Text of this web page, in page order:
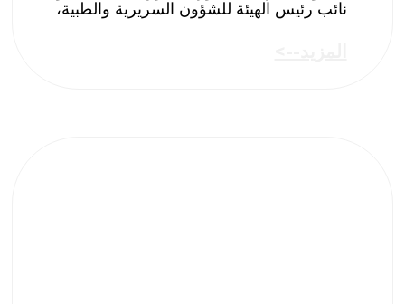
نائب رئيس الهيئة للشؤون السريرية والطبية،